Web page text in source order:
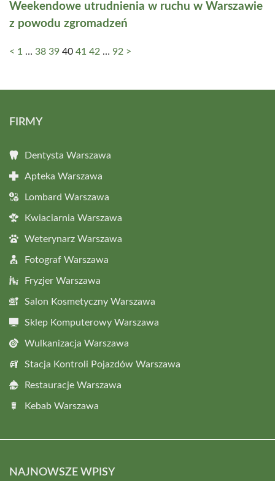
Weekendowe utrudnienia w ruchu w Warszawie
z powodu zgromadzeń
< 1 … 38 39 40 41 42 … 92 >
FIRMY
Dentysta Warszawa
Apteka Warszawa
Lombard Warszawa
Kwiaciarnia Warszawa
Weterynarz Warszawa
Fotograf Warszawa
Fryzjer Warszawa
Salon Kosmetyczny Warszawa
Sklep Komputerowy Warszawa
Wulkanizacja Warszawa
Stacja Kontroli Pojazdów Warszawa
Restauracje Warszawa
Kebab Warszawa
NAJNOWSZE WPISY